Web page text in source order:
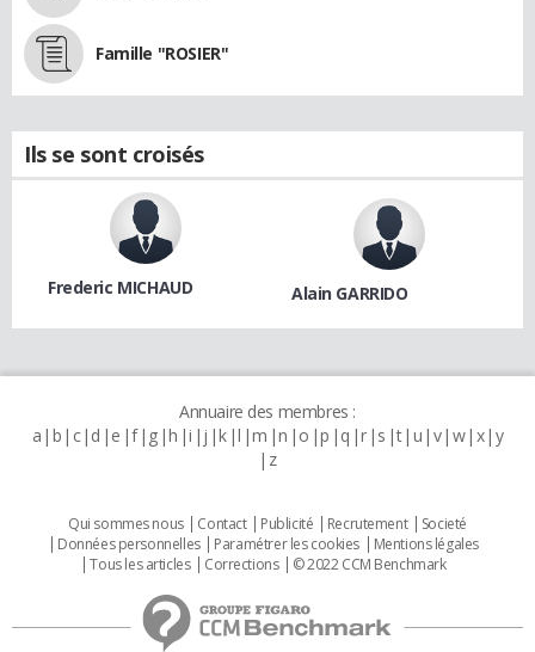
Famille "ROSIER"
Ils se sont croisés
Frederic MICHAUD Alain GARRIDO
Annuaire des membres :
a b c d e f g h i j k l m n o p q r s t u v w x y
z
Qui sommes nous Contact Publicité Recrutement
Societé
Données personnelles
Paramétrer les cookies
Mentions légales
Tous les articles
Corrections © 2022 CCM Benchmark